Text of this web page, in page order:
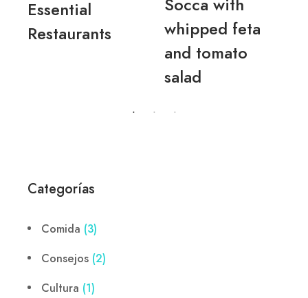
Essential
Restaurants
whipped feta
and tomato
salad
Categorías
Comida (3)
Consejos (2)
Cultura (1)